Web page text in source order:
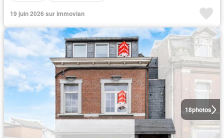
19 juin 2026 sur immovlan
18photos